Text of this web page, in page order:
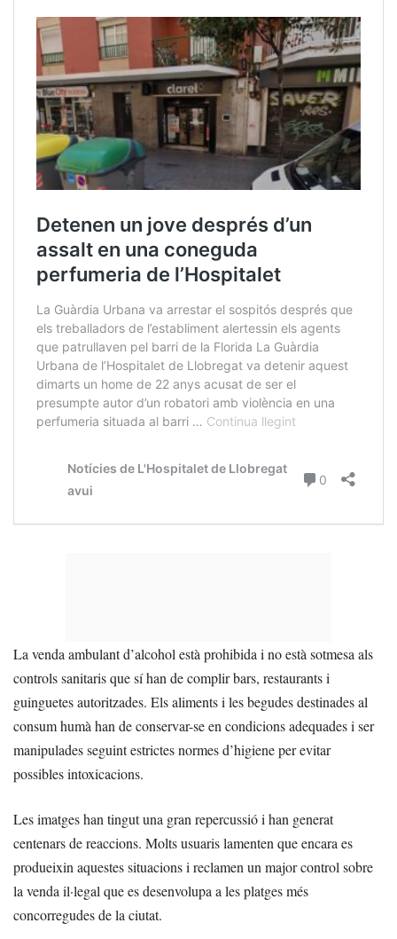
La venda ambulant d’alcohol està prohibida i no està sotmesa als
controls sanitaris que sí han de complir bars, restaurants i
guinguetes autoritzades. Els aliments i les begudes destinades al
consum humà han de conservar-se en condicions adequades i ser
manipulades seguint estrictes normes d’higiene per evitar
possibles intoxicacions.
Les imatges han tingut una gran repercussió i han generat
centenars de reaccions. Molts usuaris lamenten que encara es
produeixin aquestes situacions i reclamen un major control sobre
la venda il·legal que es desenvolupa a les platges més
concorregudes de la ciutat.